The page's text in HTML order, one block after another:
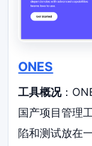
ONES
工具概况：
国产项目管理
陷和测试放在